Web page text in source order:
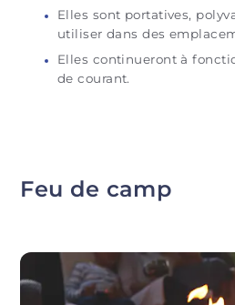
Elles sont portatives,
utiliser dans des
Elles continueront à
de courant.
Feu de camp